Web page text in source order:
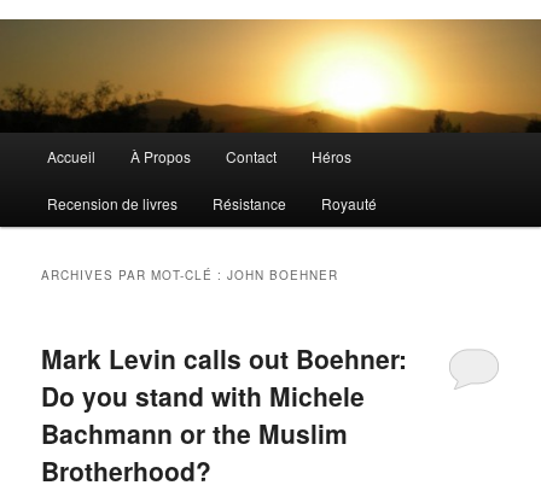
principal
Accueil À Propos Contact Héros
Recension de livres Résistance Royauté
ARCHIVES PAR MOT-CLÉ :JOHN BOEHNER
Mark Levin calls out Boehner:
Do you stand with Michele
Bachmann or the Muslim
Brotherhood?